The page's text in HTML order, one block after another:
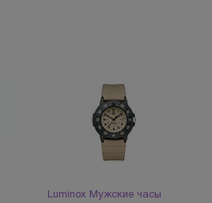
Luminox Мужские часы